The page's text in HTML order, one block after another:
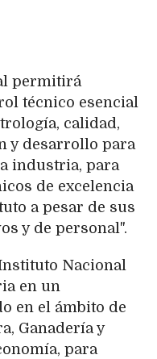
permitirá
técnico esencial
calidad,
y desarrollo para
industria, para
de excelencia
a pesar de sus
y de personal".
Nacional
en un
en el ámbito de
Ganadería y
para